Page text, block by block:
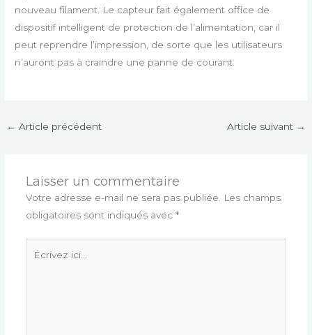
nouveau filament. Le capteur fait également office de
dispositif intelligent de protection de l’alimentation, car il
peut reprendre l’impression, de sorte que les utilisateurs
n’auront pas à craindre une panne de courant.
← Article précédent Article suivant →
Laisser un commentaire
Votre adresse e-mail ne sera pas publiée. Les champs
obligatoires sont indiqués avec *